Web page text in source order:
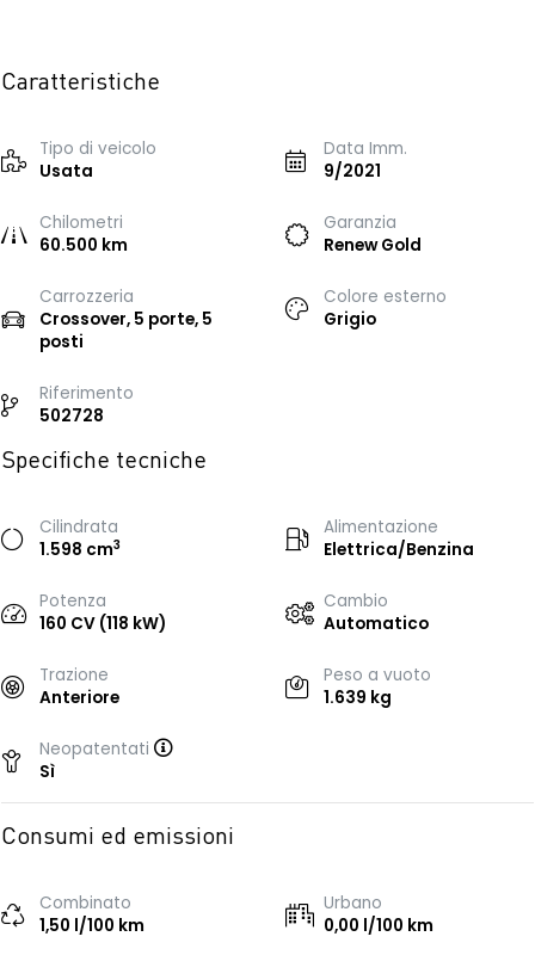
Caratteristiche
Tipo di veicolo
Usata
Data Imm.
9/2021
Chilometri
60.500 km
Garanzia
Renew Gold
Carrozzeria
Crossover, 5 porte, 5
posti
Colore esterno
Grigio
Riferimento
502728
Specifiche tecniche
Cilindrata
1.598 cm3
Alimentazione
Elettrica/Benzina
Potenza
160 CV (118 kW)
Cambio
Automatico
Trazione
Anteriore
Peso a vuoto
1.639 kg
Neopatentati
Sì
Consumi ed emissioni
Combinato
1,50 l/100 km
Urbano
0,00 l/100 km